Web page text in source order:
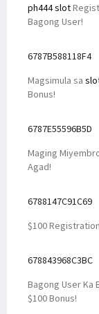
ph444 slot
Bagong User!
6787B588118F4
Magsimula sa
Bonus!
6787E55596B5D
Maging
Agad!
6788147C91C69
$100
678843968C3BC
Bagong User Ka
$100 Bonus!